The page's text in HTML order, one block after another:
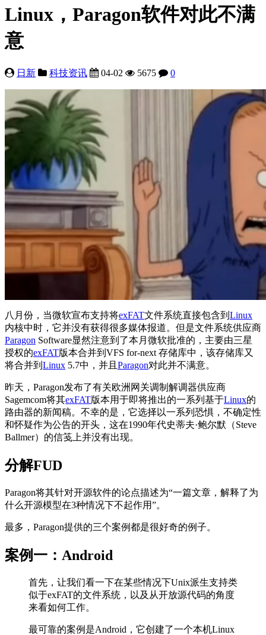
Linux，Paragon软件对此不满
意
日新 科技资讯 04-02 5675 0
八月份，当微软宣布支持将exFAT文件系统直接包含到 Linux
内核中时，它并没有获得很多媒体报道。但是文件系统供应商
Paragon Software显然注意到了本月微软批准的，主要由三星
授权的exFAT版本合并到VFS for-next 存储库中，该存储库又
将合并到 Linux 5.7中，并且 Paragon对此并不满意。
昨天，Paragon发布了有关欧洲网关调制解调器供应商
Sagemcom将其exFAT版本用于即将推出的一系列基于Linux的
路由器的新闻稿。不幸的是，它选择以一系列恐惧，不确定性
和怀疑作为公告的开头，这在1990年代史蒂夫·鲍尔默（Steve
Ballmer）的信笺上并没有出现。
分解FUD
Paragon将其针对开源软件的论点描述为“一篇文章，解释了为
什么开源模型在3种情况下不起作用”。
最多，Paragon提供的三个案例都是很好奇的例子。
案例一：Android
首先，让我们看一下在某些情况下Unix派生支持类
似于exFAT的文件系统，以及从开放源代码的角度
来看如何工作。
最可靠的案例是Android，它创建了一个本机Linux